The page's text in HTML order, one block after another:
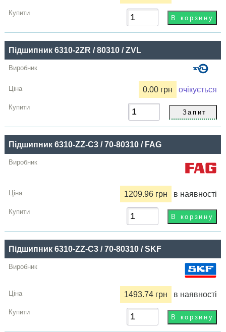
Підшипник 6310-2ZR / 80310 / ZVL
0.00 грн очікується
Підшипник 6310-ZZ-C3 / 70-80310 / FAG
1209.96 грн в наявності
Підшипник 6310-ZZ-C3 / 70-80310 / SKF
1493.74 грн в наявності